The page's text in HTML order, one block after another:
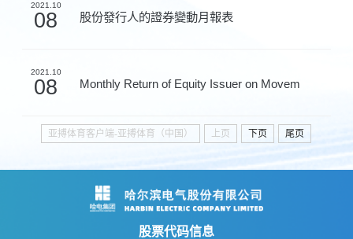
2021.10
08 股份發行人的證券變動月報表
2021.10
08 Monthly Return of Equity Issuer on Movem
亚搏体育客户端-亚搏体育（中国） 上页 下页 尾页
股票代码信息